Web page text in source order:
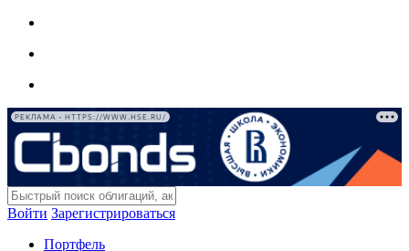
РЕКЛАМА • HTTPS://WWW.HSE.RU/
Войти Зарегистрироваться
Портфель